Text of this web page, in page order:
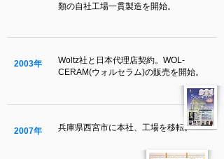
類の自社工場一貫製造を開始。
2003年
Woltz社と日本代理店契約。WOL-
CERAM(ウォルセラム)の販売を開始。
2007年 兵庫県西宮市に本社、工場を移転。